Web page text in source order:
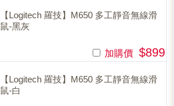
【Logitech 羅技】M650 多工靜音無線滑
鼠-黑灰
加購價 $899
【Logitech 羅技】M650 多工靜音無線滑
鼠-白